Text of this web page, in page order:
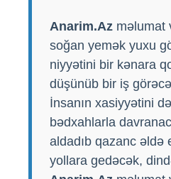
Anarim.Az məlumat
soğan yemək yuxu
niyyətini bir kənara
düşünüb bir iş
İnsanın xasiyyətini
bədxahlarla
aldadıb qazanc əldə
yollara gedəcək,